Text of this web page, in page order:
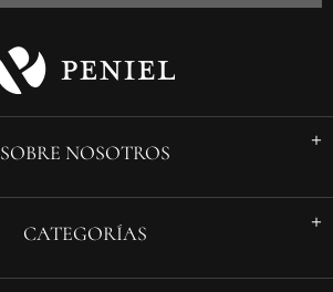
SOBRE NOSOTROS
CATEGORÍAS